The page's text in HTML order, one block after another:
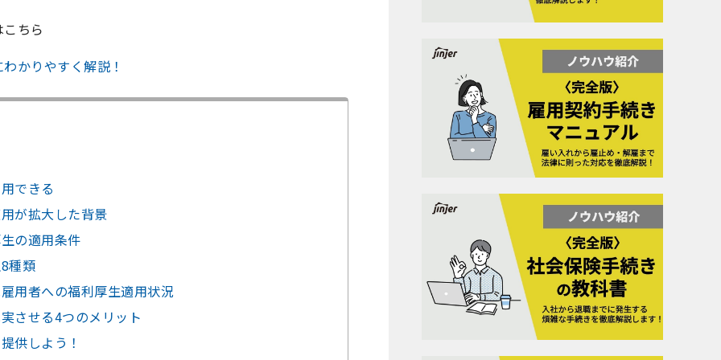
ちら
かりやすく解説！
できる
が拡大した背景
の適用条件
種類
用者への福利厚生適用状況
させる4つのメリット
供しよう！